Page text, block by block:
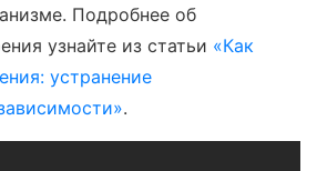
Подробнее об
узнайте из статьи «Как
устранение
.